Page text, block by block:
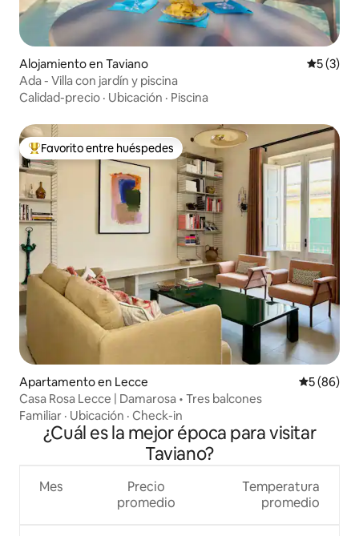
Alojamiento en Taviano
5 (3)
Ada - Villa con jardín y piscina
Calidad-precio · Ubicación · Piscina
Favorito entre huéspedes preferido
Favorito entre huéspedes
Apartamento en Lecce
5 (86)
Casa Rosa Lecce | Damarosa • Tres balcones
Familiar · Ubicación · Check-in
¿Cuál es la mejor época para visitar
Taviano?
Mes
Precio
promedio
Temperatura
promedio